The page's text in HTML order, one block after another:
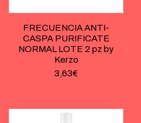
FRECUENCIA ANTI-
CASPA PURIFICATE
NORMAL LOTE 2 pz by
Kerzo
3,63€